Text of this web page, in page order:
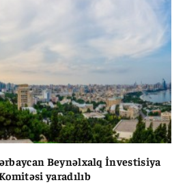
Beynəlxalq İnvestisiya
yaradılıb